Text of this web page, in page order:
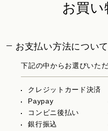
お買い
お支払い方法について
下記の中からお選びいただ
クレジットカード決済
Paypay
コンビニ後払い
銀行振込